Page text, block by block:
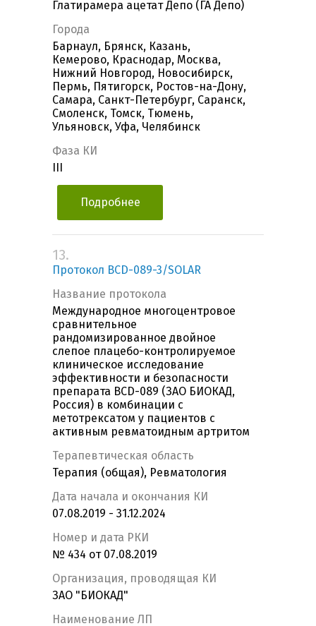
Глатирамера ацетат Депо (ГА Депо)
Города
Барнаул, Брянск, Казань,
Кемерово, Краснодар, Москва,
Нижний Новгород, Новосибирск,
Пермь, Пятигорск, Ростов-на-Дону,
Самара, Санкт-Петербург, Саранск,
Смоленск, Томск, Тюмень,
Ульяновск, Уфа, Челябинск
Фаза КИ
Подробнее
13.
Протокол BCD-089-3/SOLAR
Название протокола
Международное многоцентровое
сравнительное
рандомизированное двойное
слепое плацебо-контролируемое
клиническое исследование
эффективности и безопасности
препарата BCD-089 (ЗАО БИОКАД,
Россия) в комбинации с
метотрексатом у пациентов с
активным ревматоидным артритом
Терапевтическая область
Терапия (общая), Ревматология
Дата начала и окончания КИ
07.08.2019 - 31.12.2024
Номер и дата РКИ
№ 434 от 07.08.2019
Организация, проводящая КИ
ЗАО "БИОКАД"
Наименование ЛП